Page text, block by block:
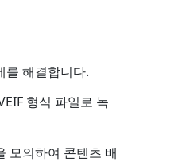
를 해결합니다.
형식 파일로 녹
모의하여 콘텐츠 배